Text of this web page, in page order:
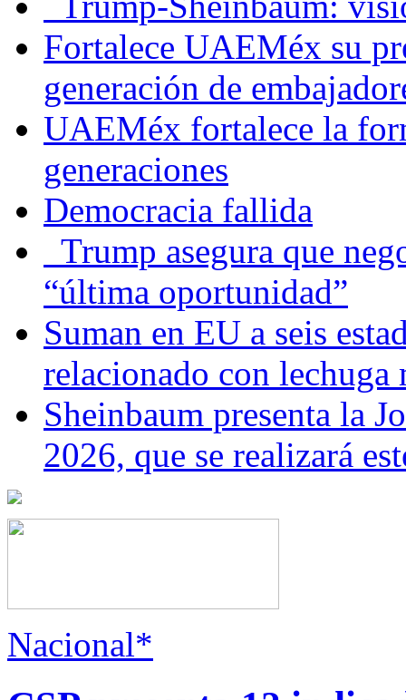
Fortalece UAEMéx su
generación de
UAEMéx fortalece la
generaciones
Democracia fallida
Trump asegura que
“última oportunidad”
Suman en EU a seis
relacionado con lechuga
Sheinbaum presenta la
2026, que se realizará
Nacional*